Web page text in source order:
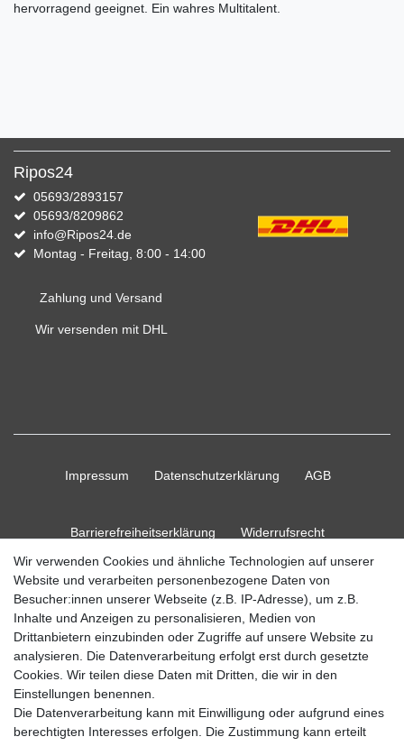
hervorragend geeignet. Ein wahres Multitalent.
Ripos24
05693/2893157
05693/8209862
info@Ripos24.de
Montag - Freitag, 8:00 - 14:00
Zahlung und Versand
Wir versenden mit DHL
Impressum Daten­schutz­erklärung AGB
Barrierefreiheitserklärung Widerrufs­recht
Vertrag widerrufen Kontakt
© Copyright 2026 Ripos24| Alle Rechte vorbehalten.
Wir verwenden Cookies und ähnliche Technologien auf unserer
Website und verarbeiten personenbezogene Daten von
Besucher:innen unserer Webseite (z.B. IP-Adresse), um z.B.
Inhalte und Anzeigen zu personalisieren, Medien von
Drittanbietern einzubinden oder Zugriffe auf unsere Website zu
analysieren. Die Datenverarbeitung erfolgt erst durch gesetzte
Cookies. Wir teilen diese Daten mit Dritten, die wir in den
Einstellungen benennen.
Die Datenverarbeitung kann mit Einwilligung oder aufgrund eines
berechtigten Interesses erfolgen. Die Zustimmung kann erteilt